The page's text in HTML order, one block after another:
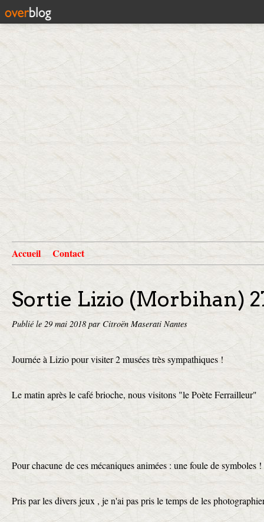
Accueil Contact
Sortie Lizio (Morbihan)
Publié le 29 mai 2018 par Citroën Maserati Nantes
Journée à Lizio pour visiter 2 musées très sympathiques !
Le matin après le café brioche, nous visitons "le Poète Ferrailleur"
Pour chacune de ces mécaniques animées : une foule de symboles !
Pris par les divers jeux , je n'ai pas pris le temps de les